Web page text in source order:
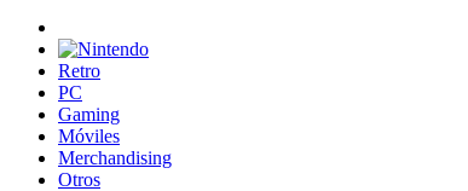
Retro
PC
Gaming
Móviles
Merchandising
Otros